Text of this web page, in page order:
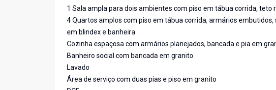
1 Sala ampla para dois ambientes com piso em tábua corrida,
4 Quartos amplos com piso em tábua corrida, armários
em blindex e banheira
Cozinha espaçosa com armários planejados, bancada e pia em
Banheiro social com bancada em granito
Lavado
Área de serviço com duas pias e piso em granito